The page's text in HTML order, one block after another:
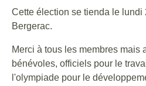
Cette élection se tienda le lundi
Bergerac.
Merci à tous les membres mais
bénévoles, officiels pour le
l'olympiade pour le